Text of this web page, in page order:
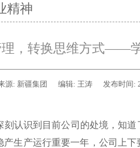
精神
理，转换思维方式——
源: 新疆集团 编辑: 王涛 发布时间:
刻认识到目前公司的处境，知
生产运行重要一年，公司上